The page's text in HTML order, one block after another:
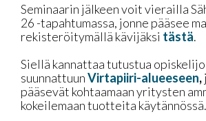
Seminaarin jälkeen voit vierailla
26 -tapahtumassa, jonne pääsee
rekisteröitymällä kävijäksi tästä.
Siellä kannattaa tutustua
suunnattuunVirtapiiri-alueeseen,
pääsevät kohtaamaan yritysten
kokeilemaan tuotteita käytännössä.